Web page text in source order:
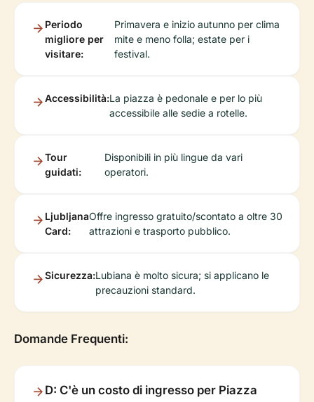
Periodo
migliore per
visitare:
Primavera e inizio autunno per clima
mite e meno folla; estate per i
festival.
Accessibilità:La piazza è pedonale e per lo più
accessibile alle sedie a rotelle.
Tour
guidati:
Disponibili in più lingue da vari
operatori.
Ljubljana
Card:
Offre ingresso gratuito/scontato a oltre 30
attrazioni e trasporto pubblico.
Sicurezza:Lubiana è molto sicura; si applicano le
precauzioni standard.
Domande Frequenti:
D: C'è un costo di ingresso per Piazza